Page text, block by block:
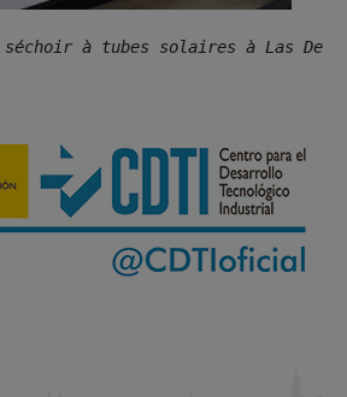
à tubes solaires à Las